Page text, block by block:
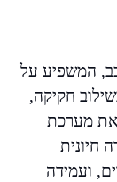
המשפיע על
חקיקה,
את מערכת
חיונית
ועמידה